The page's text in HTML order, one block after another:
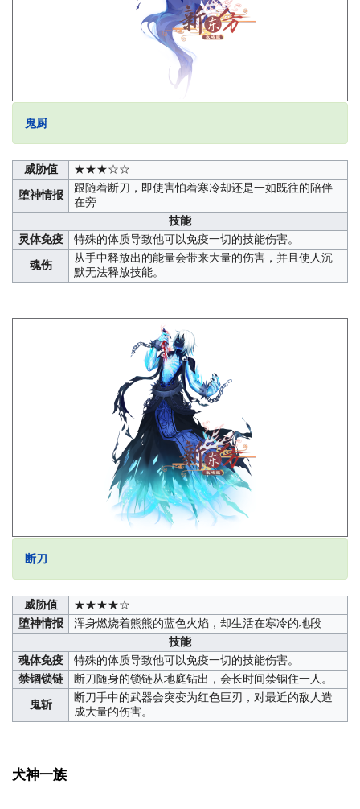
鬼厨
威胁值
★★★☆☆
堕神情报
跟随着断刀，即使害怕着寒冷却还是一如既往的陪伴
在旁
技能
灵体免疫
特殊的体质导致他可以免疫一切的技能伤害。
魂伤
从手中释放出的能量会带来大量的伤害，并且使人沉
默无法释放技能。
断刀
威胁值
★★★★☆
堕神情报
浑身燃烧着熊熊的蓝色火焰，却生活在寒冷的地段
技能
魂体免疫
特殊的体质导致他可以免疫一切的技能伤害。
禁锢锁链
断刀随身的锁链从地庭钻出，会长时间禁铟住一人。
鬼斩
断刀手中的武器会突变为红色巨刃，对最近的敌人造
成大量的伤害。
犬神一族